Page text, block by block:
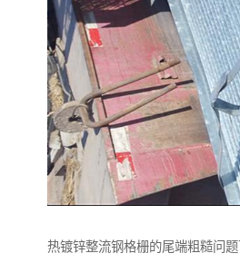
热镀锌整流钢格栅的尾端粗糙问